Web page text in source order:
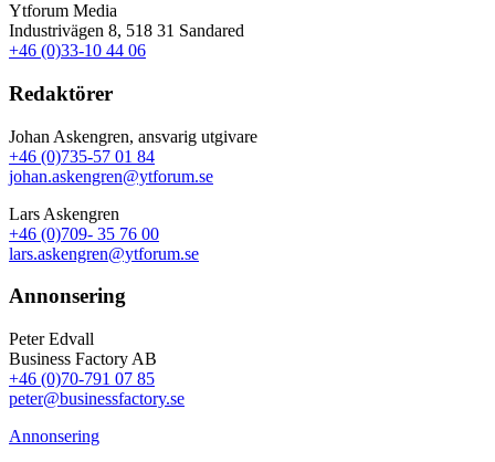
Ytforum Media
Industrivägen 8, 518 31 Sandared
+46 (0)33-10 44 06
Redaktörer
Johan Askengren, ansvarig utgivare
+46 (0)735-57 01 84
johan.askengren@ytforum.se
Lars Askengren
+46 (0)709- 35 76 00
lars.askengren@ytforum.se
Annonsering
Peter Edvall
Business Factory AB
+46 (0)70-791 07 85
peter@businessfactory.se
Annonsering